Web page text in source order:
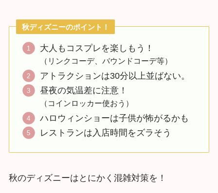
秋ディズニーのポイント！
大人もコスプレを楽しもう！
（リンクコーデ、バウンドコーデ等）
アトラクションは30分以上並ばない。
昼夜の気温差に注意！
（コインロッカー使おう）
ハロウィンショーは子供が怖がるかも
レストランは入店時間をズラそう
秋のディズニーはとにかく混雑対策を！